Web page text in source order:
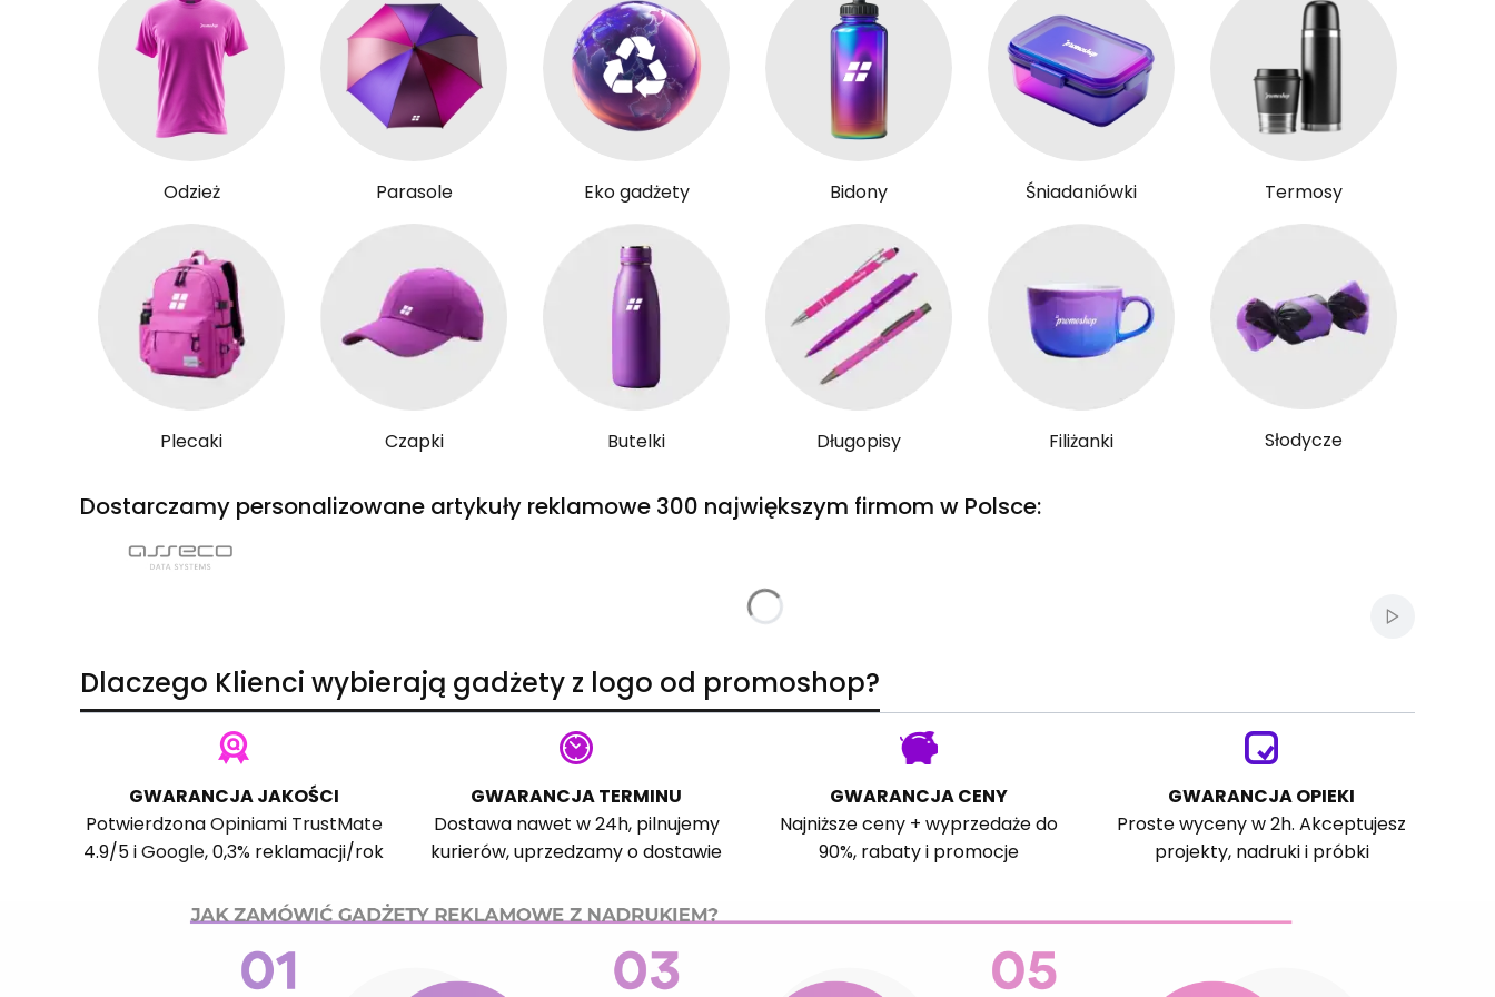
Odzież Parasole Eko gadżety Bidony Śniadaniówki Termosy
Plecaki Czapki Butelki Długopisy Filiżanki Słodycze
Dostarczamy personalizowane artykuły reklamowe 300 największym firmom w Polsce:
Włącz
Dlaczego Klienci wybierają gadżety z logo od promoshop?
GWARANCJA JAKOŚCI
PotwierdzonaOpiniami TrustMate
4.9/5 iGoogle, 0,3% reklamacji/rok
GWARANCJA TERMINU
Dostawa nawet w 24h, pilnujemy
kurierów, uprzedzamy o dostawie
GWARANCJA CENY
Najniższe ceny + wyprzedaże do
90%, rabaty i promocje
GWARANCJA OPIEKI
Proste wyceny w 2h. Akceptujesz
projekty, nadruki i próbki